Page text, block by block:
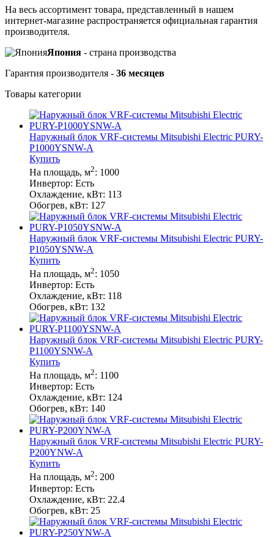
На весь ассортимент товара, представленный в нашем
интернет-магазине распространяется официальная гарантия
производителя.
Япония - cтрана производства
Гарантия производителя - 36 месяцев
Товары категории
Наружный блок VRF-системы Mitsubishi Electric PURY-
P1000YSNW-A
Купить
На площадь, м2: 1000
Инвертор: Есть
Охлаждение, кВт: 113
Обогрев, кВт: 127
Наружный блок VRF-системы Mitsubishi Electric PURY-
P1050YSNW-A
Купить
На площадь, м2: 1050
Инвертор: Есть
Охлаждение, кВт: 118
Обогрев, кВт: 132
Наружный блок VRF-системы Mitsubishi Electric PURY-
P1100YSNW-A
Купить
На площадь, м2: 1100
Инвертор: Есть
Охлаждение, кВт: 124
Обогрев, кВт: 140
Наружный блок VRF-системы Mitsubishi Electric PURY-
P200YNW-A
Купить
На площадь, м2: 200
Инвертор: Есть
Охлаждение, кВт: 22.4
Обогрев, кВт: 25